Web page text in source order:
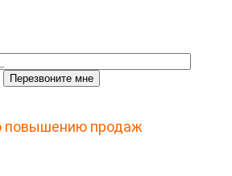
повышению продаж